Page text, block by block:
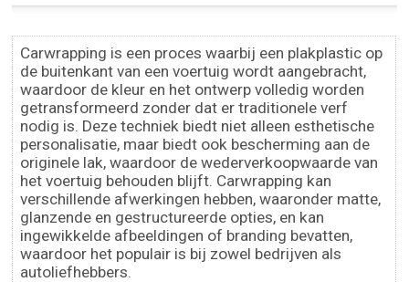
Carwrapping is een proces waarbij een plakplastic op
de buitenkant van een voertuig wordt aangebracht,
waardoor de kleur en het ontwerp volledig worden
getransformeerd zonder dat er traditionele verf
nodig is. Deze techniek biedt niet alleen esthetische
personalisatie, maar biedt ook bescherming aan de
originele lak, waardoor de wederverkoopwaarde van
het voertuig behouden blijft. Carwrapping kan
verschillende afwerkingen hebben, waaronder matte,
glanzende en gestructureerde opties, en kan
ingewikkelde afbeeldingen of branding bevatten,
waardoor het populair is bij zowel bedrijven als
autoliefhebbers.